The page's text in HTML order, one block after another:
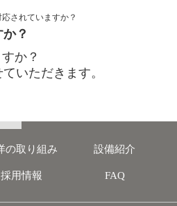
されていますか？
？
いただきます。
の取り組み 設備紹介
採用情報 FAQ